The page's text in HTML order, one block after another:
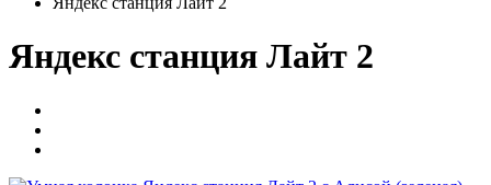
Яндекс станция Лайт 2